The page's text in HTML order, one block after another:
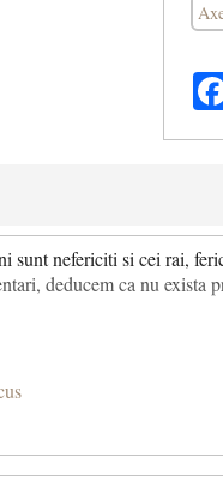
sunt nefericiti si cei rai,
deducem ca nu exista